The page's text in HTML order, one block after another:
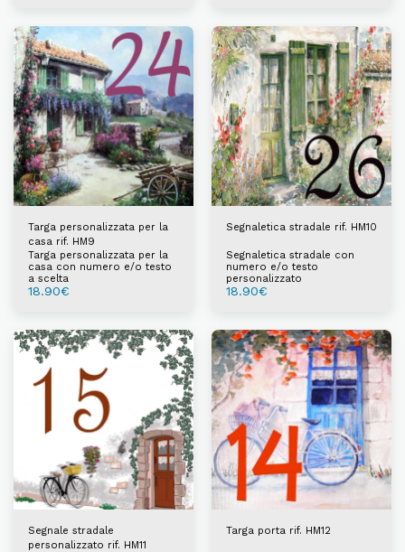
Targa personalizzata per la
casa rif. HM9
Targa personalizzata per la
casa con numero e/o testo
a scelta
18.90€
Segnaletica stradale rif. HM10
Segnaletica stradale con
numero e/o testo
personalizzato
18.90€
Segnale stradale
personalizzato rif. HM11
Targa porta rif. HM12